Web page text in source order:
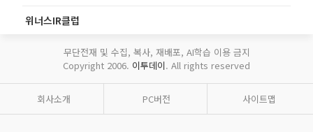
위너스IR클럽
무단전재 및 수집, 복사, 재배포, AI학습 이용 금지
Copyright 2006. 이투데이. All rights reserved
회사소개 PC버전 사이트맵